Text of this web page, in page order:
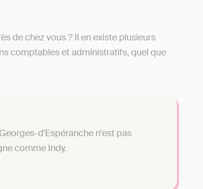
de chez vous ? Il en existe plusieurs
comptables et administratifs, quel que
d'Espéranche n'est pas
comme Indy.